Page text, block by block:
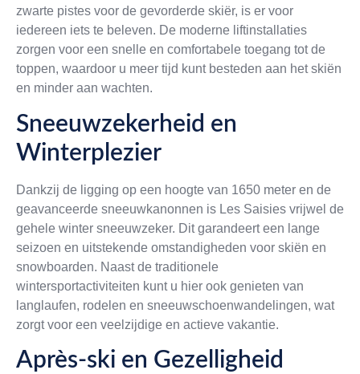
zwarte pistes voor de gevorderde skiër, is er voor
iedereen iets te beleven. De moderne liftinstallaties
zorgen voor een snelle en comfortabele toegang tot de
toppen, waardoor u meer tijd kunt besteden aan het skiën
en minder aan wachten.
Sneeuwzekerheid en
Winterplezier
Dankzij de ligging op een hoogte van 1650 meter en de
geavanceerde sneeuwkanonnen is Les Saisies vrijwel de
gehele winter sneeuwzeker. Dit garandeert een lange
seizoen en uitstekende omstandigheden voor skiën en
snowboarden. Naast de traditionele
wintersportactiviteiten kunt u hier ook genieten van
langlaufen, rodelen en sneeuwschoenwandelingen, wat
zorgt voor een veelzijdige en actieve vakantie.
Après-ski en Gezelligheid